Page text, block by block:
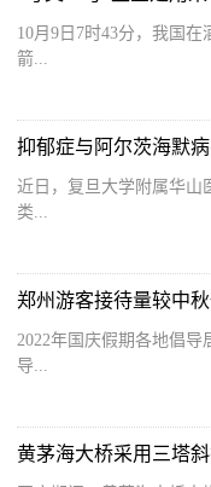
10月9日7时43分，我国
箭...
近日，复旦大学附属华山
类...
2022年国庆假期各地倡
导...